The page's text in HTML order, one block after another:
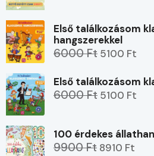
Első találkozásom
hangszerekkel
6000 Ft 5100 Ft
Első találkozásom
6000 Ft 5100 Ft
100 érdekes
9900 Ft 8910 Ft